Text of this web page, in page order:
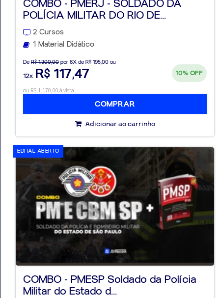
COMBO - PMERJ - SOLDADO DA
POLÍCIA MILITAR DO RIO DE...
2 Cursos
1 Material Didático
De R$ 1.300,00 por 6X de R$ 195,00 ou
12x R$ 117,47 10% OFF
ou R$ 1.170,00 à vista
COMPRAR
Adicionar ao carrinho
COMBO - PMESP Soldado da Polícia
Militar do Estado d...
EDITAL ABERTO